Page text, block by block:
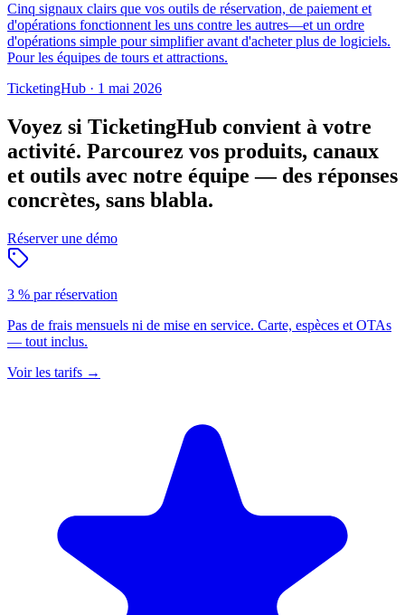
Cinq signaux clairs que vos outils de réservation, de paiement et
d'opérations fonctionnent les uns contre les autres—et un ordre
d'opérations simple pour simplifier avant d'acheter plus de logiciels.
Pour les équipes de tours et attractions.
TicketingHub · 1 mai 2026
Voyez si TicketingHub convient à votre
activité. Parcourez vos produits, canaux
et outils avec notre équipe — des réponses
concrètes, sans blabla.
Réserver une démo
3 % par réservation
Pas de frais mensuels ni de mise en service. Carte, espèces et OTAs
— tout inclus.
Voir les tarifs →